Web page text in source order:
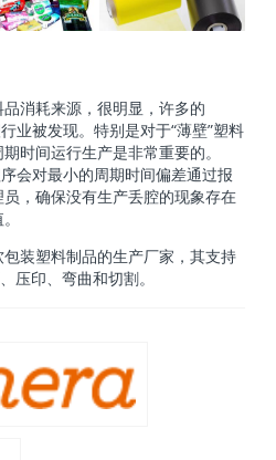
消耗来源，很明显，许多的
业被发现。特别是对于“薄壁”塑料
时间运行生产是非常重要的。
会对最小的周期时间偏差通过报
，确保没有生产丢腔的现象存在
装塑料制品的生产厂家，其支持
压印、弯曲和切割。